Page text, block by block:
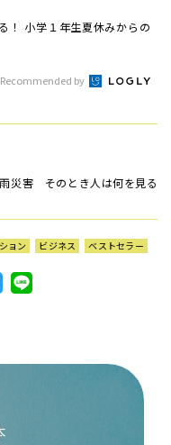
！ 小学１年生夏休みからの
Recommended by
災害 そのとき人は何を見る
ョン ビジネス ベストセラー